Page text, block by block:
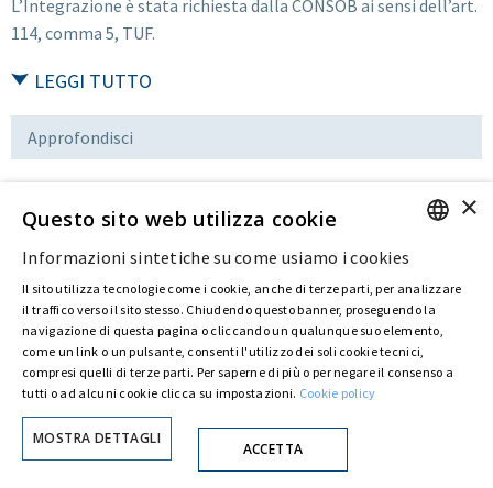
L’Integrazione è stata richiesta dalla CONSOB ai sensi dell’art.
114, comma 5, TUF.
LEGGI TUTTO
Approfondisci
Download
Ultima modifica:02 Set 2016
Privacy Policy Cookie Policy © ASTARIS S.P.A. - P.IVA 00880281001
Con delibera straordinaria di Astaldi S.p.A. del 30 maggio 2022 (repertorio n. 72.600,
raccolta n. 23.906, depositato presso il Registro delle Imprese di Roma, in data 31 maggio
2022) l’azionista unicoFondazione Creditori Chirografari
modificare la denominazione della Società da Astaldi in"Astaris S.p.A."
ITALIAN
×
Questo sito web utilizza cookie
Informazioni sintetiche su come usiamo i cookies
Il sito utilizza tecnologie come i cookie, anche di terze parti, per analizzare
il traffico verso il sito stesso. Chiudendo questo banner, proseguendo la
navigazione di questa pagina o cliccando un qualunque suo elemento,
come un link o un pulsante, consenti l'utilizzo dei soli cookie tecnici,
compresi quelli di terze parti. Per saperne di più o per negare il consenso a
tutti o ad alcuni cookie clicca su impostazioni. Cookie policy
MOSTRA DETTAGLI
ACCETTA